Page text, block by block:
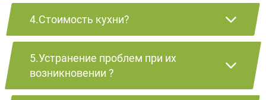
4.Стоимость кухни?
5.Устранение проблем при их
возникновении ?